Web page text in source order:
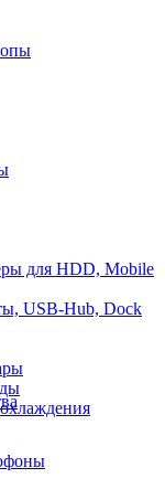
для HDD, Mobile
USB-Hub, Dock